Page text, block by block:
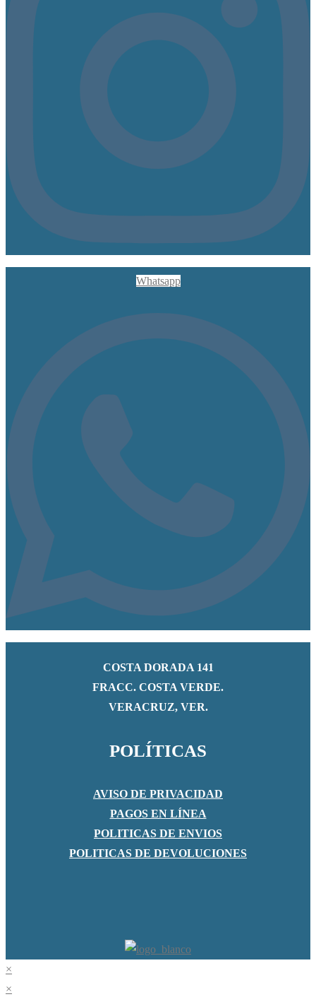
Whatsapp
COSTA DORADA 141
FRACC. COSTA VERDE.
VERACRUZ, VER.
POLÍTICAS
AVISO DE PRIVACIDAD
PAGOS EN LÍNEA
POLITICAS DE ENVIOS
POLITICAS DE DEVOLUCIONES
×
×